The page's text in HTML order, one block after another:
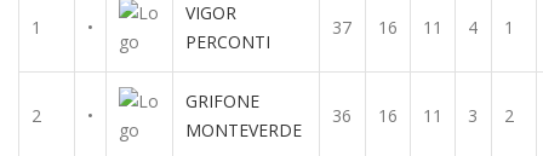
1 •
VIGOR
PERCONTI
37 16 11 4 1
2 •
GRIFONE
MONTEVERDE
36 16 11 3 2